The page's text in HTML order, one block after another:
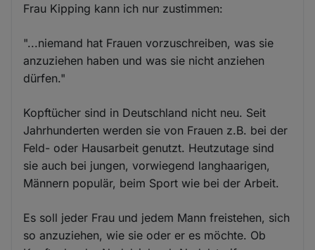
Frau Kipping kann ich nur zustimmen:
"...niemand hat Frauen vorzuschreiben, was sie
anzuziehen haben und was sie nicht anziehen
dürfen."
Kopftücher sind in Deutschland nicht neu. Seit
Jahrhunderten werden sie von Frauen z.B. bei der
Feld- oder Hausarbeit genutzt. Heutzutage sind
sie auch bei jungen, vorwiegend langhaarigen,
Männern populär, beim Sport wie bei der Arbeit.
Es soll jeder Frau und jedem Mann freistehen, sich
so anzuziehen, wie sie oder er es möchte. Ob